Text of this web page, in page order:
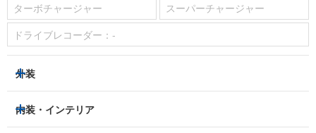
ターボチャージャー
スーパーチャージャー
ドライブレコーダー： -
外装
ヘッドライト
アルミホイール：あり
内装・インテリア